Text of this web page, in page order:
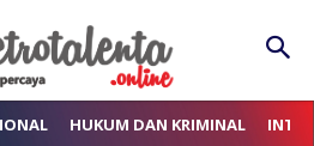
HUKUM DAN KRIMINAL